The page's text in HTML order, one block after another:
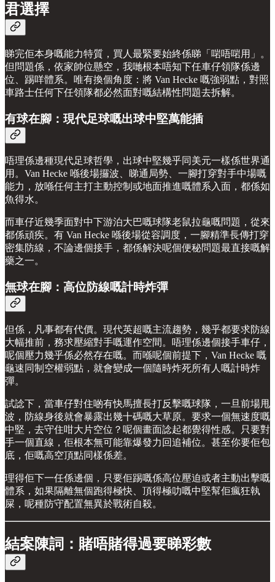
君選擇
睇完佢本身嘅能力特質，買人最緊要始終係睇「啱唔啱用」。
但問題係，依家帥位懸空，我哋根本唔知下任車仔領隊係邊
位、踢咩體系。唯有換個角度：將 Van Hecke 嘅強弱點，對照
車路士任何下任領隊都必然面對嘅結構性問題去拆解。
有球在腳：現代足球嘅出球中堅萬能插
唔理係邊種現代足球哲學，出球中堅幾乎同美元一樣係世界通
用。Van Hecke 喺後場攞波、睇通局勢、一腳打穿對手中場嘅
能力，放喺任何主打主動控制或地面推進嘅體系入面，都係如
魚得水。
而車仔近幾季面對中下游泊大巴嘅球隊老鼠拉龜嘅問題，從來
都係頑疾。有 Van Hecke 喺後場從容調度，一腳精準長傳打穿
密集防線，不論邊個接手，都係解決呢個便秘問題最直接嘅解
藥之一。
無球在腳：高位防線嘅計時炸彈
但係，凡事都有代價。現代英超嘅主流趨勢，幾乎都要求防線
大幅推前，務求壓縮對手嘅運作空間。唔理係邊個接手車仔，
呢個壓力幾乎係必然存在嘅。而喺呢個前提下，Van Hecke 嘅
龜速同制空權弱點，就會變成一個隨時炸死所有人嘅計時炸
彈。
試諗下，當車仔對住啲有快馬擅長打反擊嘅球隊，一旦前場甩
波，防線身後就會暴露出幾十碼嘅大草原。要求一個無速度嘅
中堅，去守住咁大片空位？呢個畫面諗起都覺得性感。只要對
手一個直線，佢根本無可能靠爆發力回追補位。甚至你要佢包
底，佢嘅高空頂點同樣係差。
理得佢下一任係邊個，只要佢踢嘅係高位壓迫或者主動出擊嘅
體系，如果隔離無個跑得極快、頂得極叻嘅中堅幫佢瘋狂執
屎，呢種防守配置無異於戰術自殺。
結案陳詞：賭唔賭得過要睇彩數